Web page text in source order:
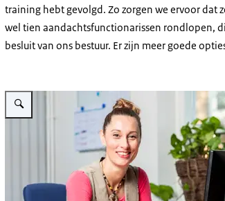
training hebt gevolgd. Zo zorgen we ervoor dat
wel tien aandachtsfunctionarissen rondlopen,
besluit van ons bestuur. Er zijn meer goede
Vergroot afbeelding Ellis ter Beek